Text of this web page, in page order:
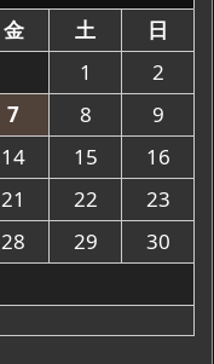
金 土
日
1
2
7 8
9
14 15
16
21 22
23
28 29
30